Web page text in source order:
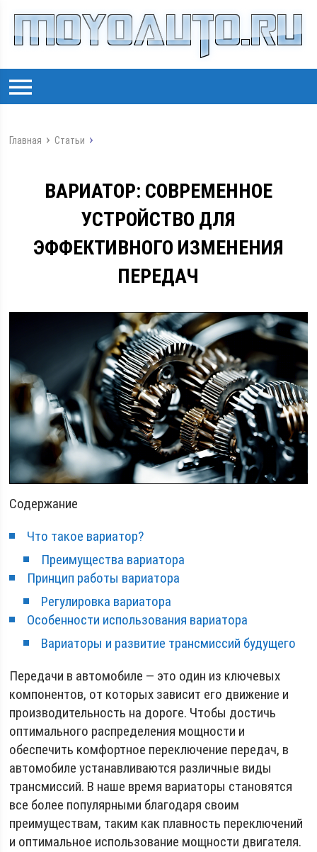
Главная Статьи
ВАРИАТОР: СОВРЕМЕННОЕ
УСТРОЙСТВО ДЛЯ
ЭФФЕКТИВНОГО ИЗМЕНЕНИЯ
ПЕРЕДАЧ
Содержание
Что такое вариатор?
Преимущества вариатора
Принцип работы вариатора
Регулировка вариатора
Особенности использования вариатора
Вариаторы и развитие трансмиссий будущего
Передачи в автомобиле — это один из ключевых
компонентов, от которых зависит его движение и
производительность на дороге. Чтобы достичь
оптимального распределения мощности и
обеспечить комфортное переключение передач, в
автомобиле устанавливаются различные виды
трансмиссий. В наше время вариаторы становятся
все более популярными благодаря своим
преимуществам, таким как плавность переключений
и оптимальное использование мощности двигателя.